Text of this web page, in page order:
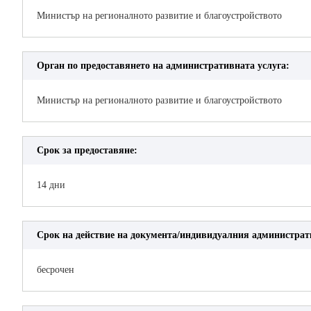
Министър на регионалното развитие и благоустройството
Орган по предоставянето на административната услуга:
Министър на регионалното развитие и благоустройството
Срок за предоставяне:
14 дни
Срок на действие на документа/индивидуалния
бесрочен